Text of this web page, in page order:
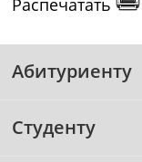
Распечатать
Абитуриенту
Студенту